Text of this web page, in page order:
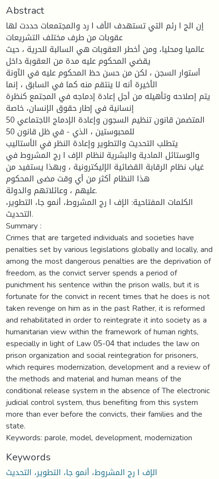
Abstract
إن الج ا رئم التي تستهدف الأف ا رد والمجتمعات حددت لها
عقوبات من طرف مختلف التشريعات
عالميا ومحليا، ومن أخطر العقوبات هي السالبة للحرية ، حيث
يقضي المحكوم عليه مدة من العقوبة داخل
أستوار السجن ، لكن من حسن حظ المحكوم عليه في الآونة
الأخيرة أنه لا ينتقم منه كما في السابق ، إنما
يتم إصلاحه وتأهيله من أجل إعادة إدماجه في المجتمع كنظرة
إنسانية في إطار حقوق الإنسان، خاصة
50 المتضمن قانون تنظيم السجون وإعادة الإدماج الاجتماعي
للمحبوستين ، الذي - في ظل قانون 50
يتطلب التحديث والتطوير وإعادة النظر في الأستاليب
والوستائل المادية والبشرية لنظام الإف ا رج المشروط في
غياب نظام الرقابة القضائية الإليكترونية ، وبهذا يستفيد من
هذا النظام أكثر من أي وقت مضى المحكوم
عليهم ، وعائلاتهم والدولة.
الكلمات المفتاحية: الإف ا رج المشروط، أنمو جا، التطوير،
التحديث.
Summary :
Crimes that are targeted individuals and societies have
penalties set by various legislations globally and locally, and
among the most dangerous penalties are the deprivation of
freedom, as the convict server spends a period of
punichment his sentence within the prison walls, but it is
fortunate for the convict in recent times that he does is not
taken revenge on him as in the past Rather, it is reformed
and rehabilitated in order to reintegrate it into society as a
humanitarian view within the framework of human rights,
especially in light of Law 05-04 that includes the law on
prison organization and social reintegration for prisoners,
which requires modernization, development and a review of
the methods and material and human means of the
conditional release system in the absence of The electronic
judicial control system, thus benefiting from this system
more than ever before the convicts, their families and the
state.
Keywords: parole, model, development, modernization
Keywords
الإف ا رج المشروط، أنمو جا، التطوير، التحديث